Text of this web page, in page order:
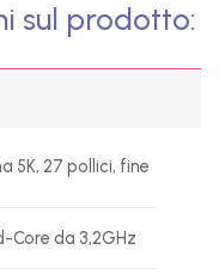
sul prodotto:
5K, 27 pollici, fine
Core da 3,2GHz